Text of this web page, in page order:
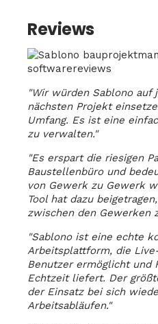
Reviews
"Wir würden Sablono auf
nächsten Projekt
Umfang. Es ist eine
zu verwalten."
"Es erspart die riesigen
Baustellenbüro und
von Gewerk zu Gewerk
Tool hat dazu
zwischen den Gewerken
"Sablono ist eine echte
Arbeitsplattform, die
Benutzer ermöglicht und
Echtzeit liefert. Der
der Einsatz bei sich
Arbeitsabläufen."